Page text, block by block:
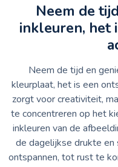
Neem de
inkleuren, het
Neem de tijd en
kleurplaat, het is een
zorgt voor creativiteit,
te concentreren op het
inkleuren van de
de dagelijkse drukte
ontspannen, tot rust te